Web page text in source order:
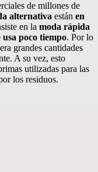
de millones de
alternativa están en
en la moda rápida
poco tiempo. Por lo
grandes cantidades
A su vez, esto
utilizadas para las
los residuos.